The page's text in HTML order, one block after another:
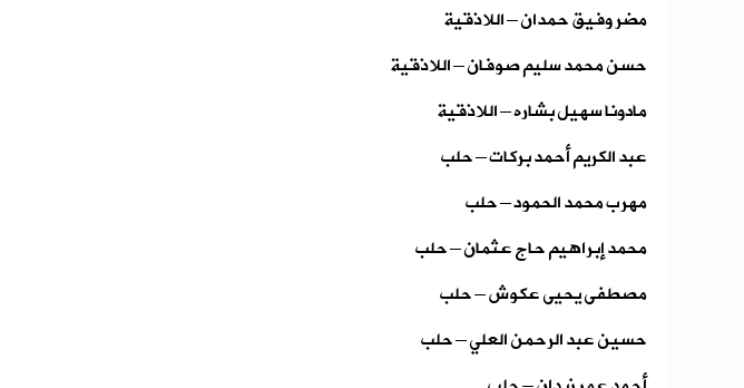
مضر وفيق حمدان – اللاذقية
حسن محمد سليم صوفان – اللاذقية
مادونا سهيل بشاره – اللاذقية
عبد الكريم أحمد بركات – حلب
مهرب محمد الحمود – حلب
محمد إبراهيم حاج عثمان – حلب
مصطفى يحيى عكوش – حلب
حسين عبد الرحمن العلي – حلب